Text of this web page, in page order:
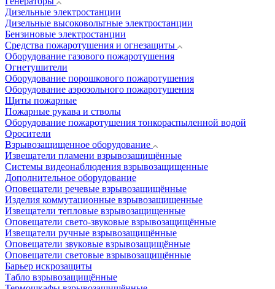
Дизельные электростанции
Дизельные высоковольтные электростанции
Бензиновые электростанции
Средства пожаротушения и огнезащиты
Оборудование газового пожаротушения
Огнетушители
Оборудование порошкового пожаротушения
Оборудование аэрозольного пожаротушения
Щиты пожарные
Пожарные рукава и стволы
Оборудование пожаротушения тонкораспыленной водой
Оросители
Взрывозащищенное оборудование
Извещатели пламени взрывозащищённые
Системы видеонаблюдения взрывозащищенные
Дополнительное оборудование
Оповещатели речевые взрывозащищённые
Изделия коммутационные взрывозащищенные
Извещатели тепловые взрывозащищенные
Оповещатели свето-звуковые взрывозащищённые
Извещатели ручные взрывозащищённые
Оповещатели звуковые взрывозащищённые
Оповещатели световые взрывозащищённые
Барьер искрозащиты
Табло взрывозащищённые